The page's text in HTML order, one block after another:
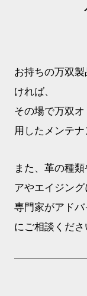
お持ちの万双
ければ、
その場で万双
用したメンテナ
また、革の種
アやエイジング
専門家がアド
にご相談くださ